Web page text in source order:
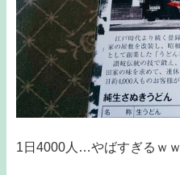
1日4000人…やばすぎるｗｗ